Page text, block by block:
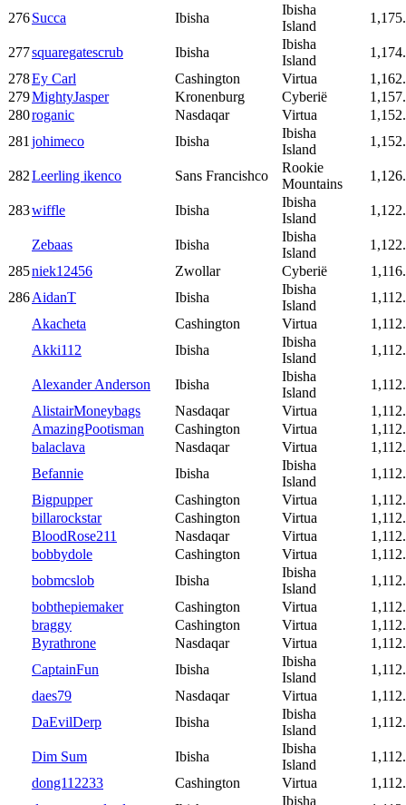
276Succa Ibisha
Ibisha
Island
277squaregatescrub Ibisha
Ibisha
Island
278Ey Carl Cashington Virtua
279MightyJasper Kronenburg Cyberië
280roganic Nasdaqar Virtua
281 johimeco Ibisha
Ibisha
Island
282Leerling ikenco Sans Francishco
Rookie
Mountains
283wiffle Ibisha
Ibisha
Island
Zebaas Ibisha
Ibisha
Island
285niek12456 Zwollar Cyberië
286AidanT Ibisha
Ibisha
Island
Akacheta
Cashington Virtua
Akki112
Ibisha
Ibisha
Island
Alexander Anderson Ibisha
Ibisha
Island
AlistairMoneybags
Nasdaqar Virtua
AmazingPootisman
Cashington Virtua
balaclava
Nasdaqar Virtua
Befannie
Ibisha
Ibisha
Island
Bigpupper
Cashington Virtua
billarockstar
Cashington Virtua
BloodRose211
Nasdaqar Virtua
bobbydole
Cashington Virtua
bobmcslob
Ibisha
Ibisha
Island
bobthepiemaker
Cashington Virtua
braggy
Cashington Virtua
Byrathrone
Nasdaqar Virtua
CaptainFun
Ibisha
Ibisha
Island
daes79
Nasdaqar Virtua
DaEvilDerp
Ibisha
Ibisha
Island
Dim Sum Ibisha
Ibisha
Island
dong112233
Cashington Virtua
Ibisha